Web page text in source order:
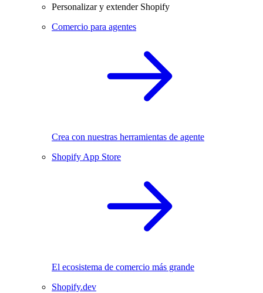
Personalizar y extender Shopify
Comercio para agentes
Crea con nuestras herramientas de agente
Shopify App Store
El ecosistema de comercio más grande
Shopify.dev